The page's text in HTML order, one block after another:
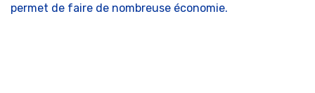
permet de faire de nombreuse économie.